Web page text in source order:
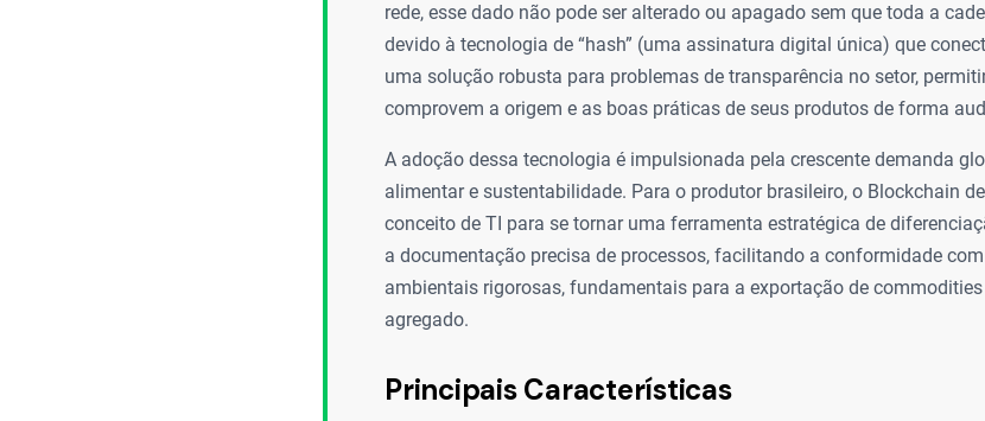
rede, esse dado não pode ser alterado ou apagado sem que toda a
devido à tecnologia de “hash” (uma assinatura digital única) que
uma solução robusta para problemas de transparência no setor,
comprovem a origem e as boas práticas de seus produtos de forma
A adoção dessa tecnologia é impulsionada pela crescente demanda
alimentar e sustentabilidade. Para o produtor brasileiro, o Blockchain
conceito de TI para se tornar uma ferramenta estratégica de
a documentação precisa de processos, facilitando a conformidade
ambientais rigorosas, fundamentais para a exportação de
agregado.
Principais Características